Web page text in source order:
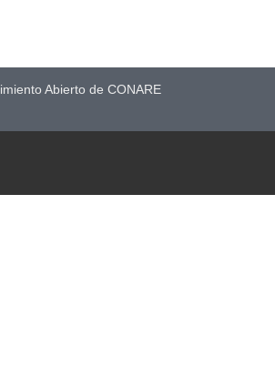
Abierto de CONARE